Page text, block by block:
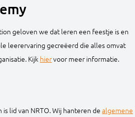
geloven we dat leren een feestje is en
leerervaring gecreëerd die alles omvat
Kijk hiervoor meer informatie.
lid van NRTO. Wij hanteren de algemene